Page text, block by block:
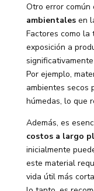
Otro error común
ambientalesen
Factores como la
exposición a
Por ejemplo,
ambientes secos
húmedas, lo que
Además, es
costos a largo
inicialmente
este material
vida útil más